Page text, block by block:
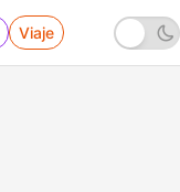
Viaje